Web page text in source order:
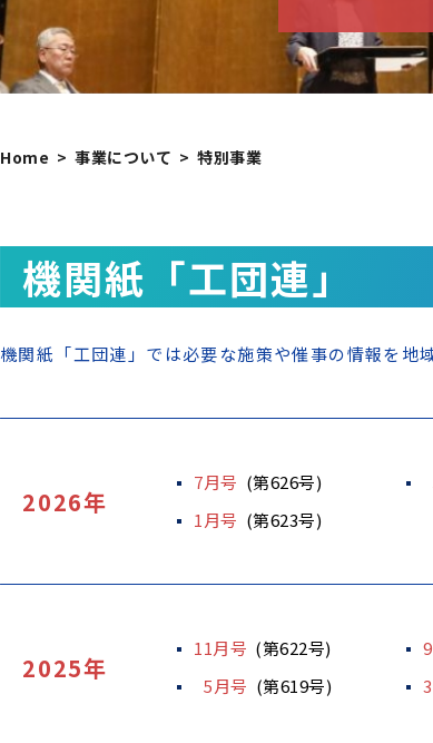
Home 事業について 特別事業
機関紙「工団連」
機関紙「工団連」では必要な施策や催事の情報を地
2026年
7月号 (第626号)
1月号 (第623号)
2025年
11月号 (第622号)
5月号 (第619号)